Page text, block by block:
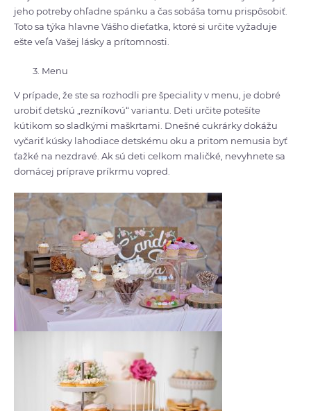
jeho potreby ohľadne spánku a čas sobáša tomu prispôsobiť.
Toto sa týka hlavne Vášho dieťatka, ktoré si určite vyžaduje
ešte veľa Vašej lásky a prítomnosti.
Menu
V prípade, že ste sa rozhodli pre špeciality v menu, je dobré
urobiť detskú „rezníkovú“ variantu. Deti určite potešíte
kútikom so sladkými maškrtami. Dnešné cukrárky dokážu
vyčariť kúsky lahodiace detskému oku a pritom nemusia byť
ťažké na nezdravé. Ak sú deti celkom maličké, nevyhnete sa
domácej príprave príkrmu vopred.